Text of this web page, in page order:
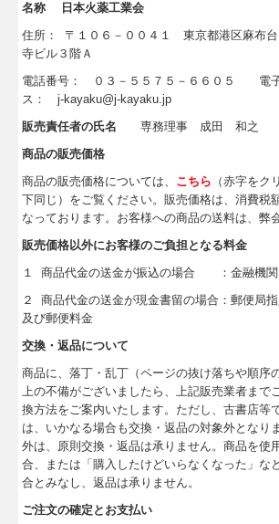
名称 日本火薬工業会
住所：
〒１０６－００４１ 東京都港区麻布
寺ビル３階Ａ
電話番号： ０３－５５７５－６６０５ 電
ス：j-kayaku@j-kayaku.jp
販売責任者の氏名専務理事 成田 和之
商品の販売価格
商品の販売価格については、 こちら （赤字をク
下同じ）をご覧ください。販売価格は、消費税
なっております。お客様への商品の送料は、弊
販売価格以外にお客様のご負担となる料金
１
商品代金の送金が振込の場合 ：金融機関
２
商品代金の送金が現金書留の場合：郵便局
及び郵便料金
交換・返品について
商品に、落丁・乱丁（ページの抜け落ちや順序
上の不備がございましたら、上記販売業者まで
換方法をご案内いたします。ただし、古書店等
は、いかなる場合も交換・返品の対象外となり
外は、原則交換・返品は承りません。商品を使
合、または「購入したけどいらなくなった」な
合とみなし、返品は承りません。
ご注文の確定とお支払い